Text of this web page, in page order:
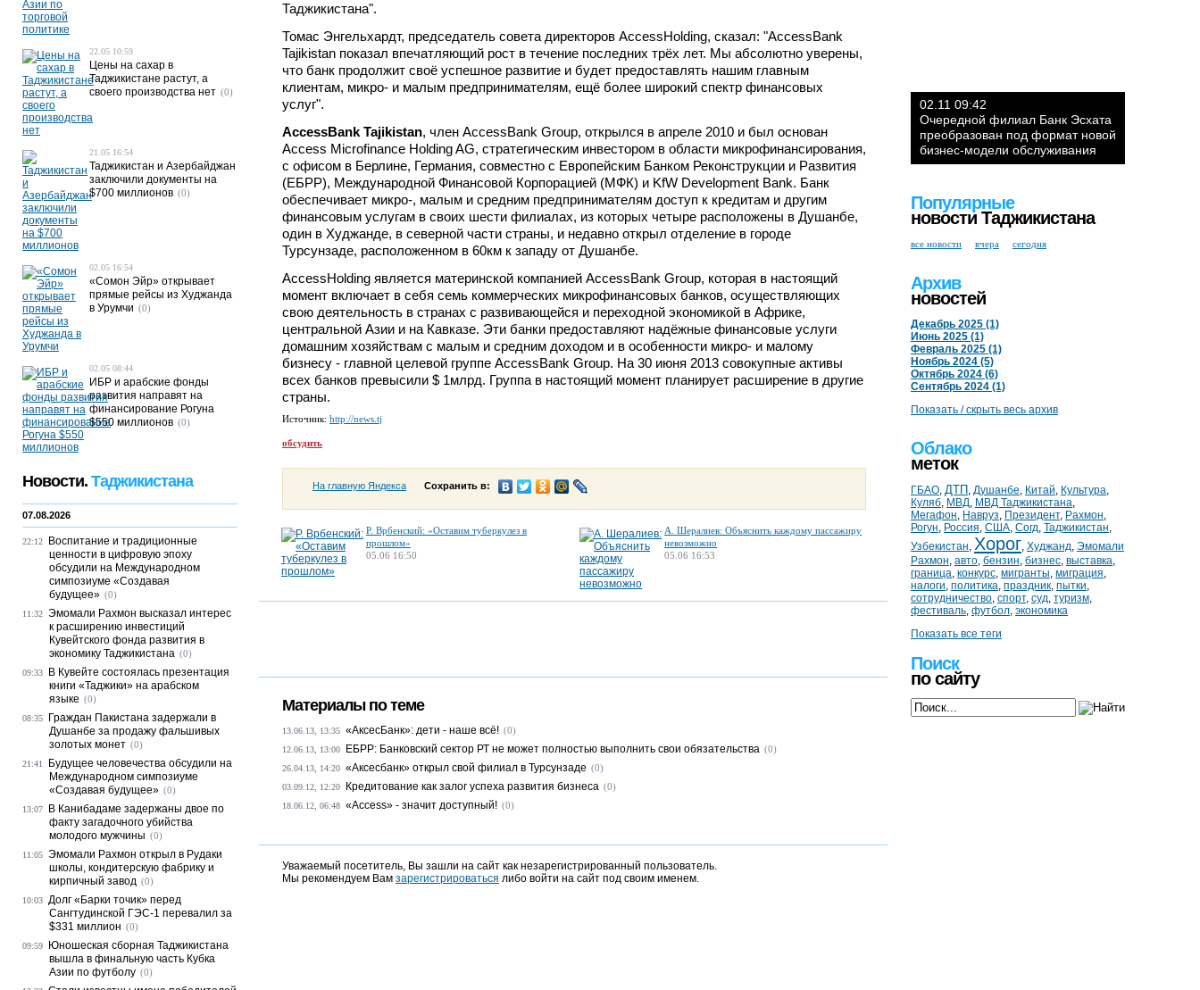
Таджикистана".
Томас Энгельхардт, председатель совета директоров AccessHolding, сказал: "AccessBank
Tajikistan показал впечатляющий рост в течение последних трёх лет. Мы абсолютно уверены,
что банк продолжит своё успешное развитие и будет предоставлять нашим главным
клиентам, микро- и малым предпринимателям, ещё более широкий спектр финансовых
услуг".
AccessBank Tajikistan, член AccessBank Group, открылся в апрелe 2010 и был основан
Access Microfinance Holding AG, стратегическим инвестором в области микрофинансирования,
с офисом в Берлине, Германия, совместно с Европейским Банком Реконструкции и Развития
(ЕБРР), Международной Финансовой Корпорацией (МФК) и KfW Development Bank. Банк
обеспечивает микро-, малым и средним предпринимателям доступ к кредитам и другим
финансовым услугам в своих шести филиалах, из которых четыре расположены в Душанбе,
один в Худжанде, в северной части страны, и недавно открыл отделение в городе
Турсунзаде, расположенном в 60км к западу от Душанбе.
AccessHolding является материнской компанией AccessBank Group, которая в настоящий
момент включает в себя семь коммерческих микрофинансовых банков, осуществляющих
свою деятельность в странах с развивающейся и переходной экономикой в Африке,
центральной Азии и на Кавказе. Эти банки предоставляют надёжные финансовые услуги
домашним хозяйствам с малым и средним доходом и в особенности микро- и малому
бизнесу - главной целевой группе AccessBank Group. На 30 июня 2013 совокупные активы
всех банков превысили $ 1млрд. Группа в настоящий момент планирует расширение в другие
страны.
Источник: http://news.tj
обсудить
На главную Яндекса Сохранить в:
Р. Врбенский: «Оставим туберкулез в
прошлом»
05.06 16:50
А. Шералиев: Объяснить каждому пассажиру
невозможно
05.06 16:53
Материалы по теме
13.06.13, 13:35 «АксесБанк»: дети - наше всё! (0)
12.06.13, 13:00 ЕБРР: Банковский сектор РТ не может полностью выполнить свои обязательства (0)
26.04.13, 14:20 «Аксесбанк» открыл свой филиал в Турсунзаде (0)
03.09.12, 12:20 Кредитование как залог успеха развития бизнеса (0)
18.06.12, 06:48 «Access» - значит доступный! (0)
Уважаемый посетитель, Вы зашли на сайт как незарегистрированный пользователь.
Мы рекомендуем Вам зарегистрироваться либо войти на сайт под своим именем.
22.05 10:59
Цены на сахар в
Таджикистане растут, а
своего производства нет (0)
21.05 16:54
Таджикистан и Азербайджан
заключили документы на
$700 миллионов (0)
02.05 16:54
«Сомон Эйр» открывает
прямые рейсы из Худжанда
в Урумчи (0)
02.05 08:44
ИБР и арабские фонды
развития направят на
финансирование Рогуна
$550 миллионов (0)
Новости. Таджикистана
07.08.2026
22:12
Воспитание и традиционные
ценности в цифровую эпоху
обсудили на Международном
симпозиуме «Создавая
будущее» (0)
11:32 Эмомали Рахмон высказал интерес
к расширению инвестиций
Кувейтского фонда развития в
экономику Таджикистана (0)
09:33
В Кувейте состоялась презентация
книги «Таджики» на арабском
языке (0)
08:35
Граждан Пакистана задержали в
Душанбе за продажу фальшивых
золотых монет (0)
21:41
Будущее человечества обсудили на
Международном симпозиуме
«Создавая будущее» (0)
13:07
В Канибадаме задержаны двое по
факту загадочного убийства
молодого мужчины (0)
11:05 Эмомали Рахмон открыл в Рудаки
школы, кондитерскую фабрику и
кирпичный завод (0)
10:03 Долг «Барки точик» перед
Сангтудинской ГЭС-1 перевалил за
$331 миллион (0)
09:59
Юношеская сборная Таджикистана
вышла в финальную часть Кубка
Азии по футболу (0)
02.11 09:42
Очередной филиал Банк Эсхата
преобразован под формат новой
бизнес-модели обслуживания
Популярные
новости Таджикистана
все новости вчера сегодня
Архив
новостей
Декабрь 2025 (1)
Июнь 2025 (1)
Февраль 2025 (1)
Ноябрь 2024 (5)
Октябрь 2024 (6)
Сентябрь 2024 (1)
Показать / скрыть весь архив
Облако
меток
ГБАО, ДТП , Душанбе, Китай, Культура,
Куляб, МВД, МВД Таджикистана,
Мегафон, Навруз, Президент, Рахмон,
Рогун, Россия, США, Согд, Таджикистан,
Узбекистан, Хорог, Худжанд, Эмомали
Рахмон, авто, бензин, бизнес, выставка,
граница, конкурс, мигранты, миграция,
налоги, политика, праздник, пытки,
сотрудничество, спорт, суд, туризм,
фестиваль, футбол, экономика
Показать все теги
Поиск
по сайту